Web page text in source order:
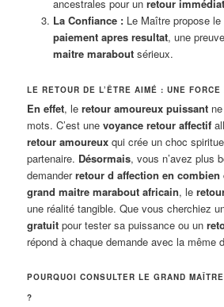
ancestrales pour un retour
La Confiance :Le Maître propose le
paiement apres resultat, une
maitre maraboutsérieux.
LE RETOUR DE L’ÊTRE AIMÉ : UNE FORCE
En effet, leretour amoureux puissant
mots. C’est unevoyance retour affectif
retour amoureux qui crée un choc
partenaire. Désormais, vous n’avez plus
demanderretour d affection en combien
grand maitre marabout africain, le
une réalité tangible. Que vous cherchiez
gratuit pour tester sa puissance ou un
répond à chaque demande avec la même
POURQUOI CONSULTER LE GRAND
?